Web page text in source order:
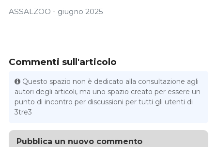
ASSALZOO - giugno 2025
Commenti sull'articolo
Questo spazio non è dedicato alla consultazione agli
autori degli articoli, ma uno spazio creato per essere un
punto di incontro per discussioni per tutti gli utenti di
3tre3
Pubblica un nuovo commento